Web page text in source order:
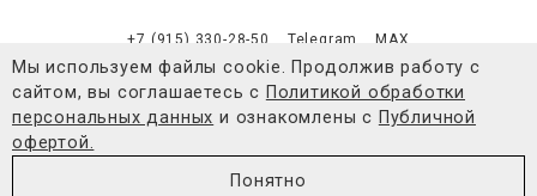
+7 (915) 330-28-50 Telegram MAX
Согласие на обработку персональных
© 2021-2026 4FORMS
Мы используем файлы cookie. Продолжив работу с
сайтом, вы соглашаетесь с Политикой обработки
персональных данных и ознакомлены с Публичной
офертой.
Понятно